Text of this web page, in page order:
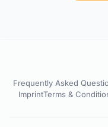
Frequently Asked
ImprintTerms &